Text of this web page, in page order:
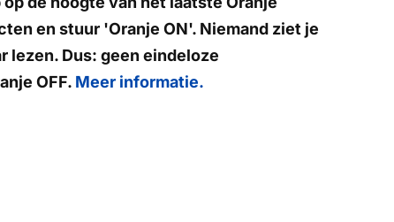
en stuur 'Oranje ON'. Niemand ziet je
lezen. Dus: geen eindeloze
OFF. Meer informatie.